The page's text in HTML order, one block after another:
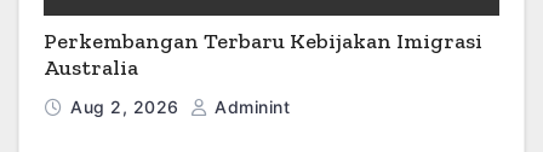
Perkembangan Terbaru Kebijakan Imigrasi
Australia
Aug 2, 2026 Adminint